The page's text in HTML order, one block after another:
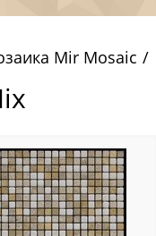
Mir Mosaic